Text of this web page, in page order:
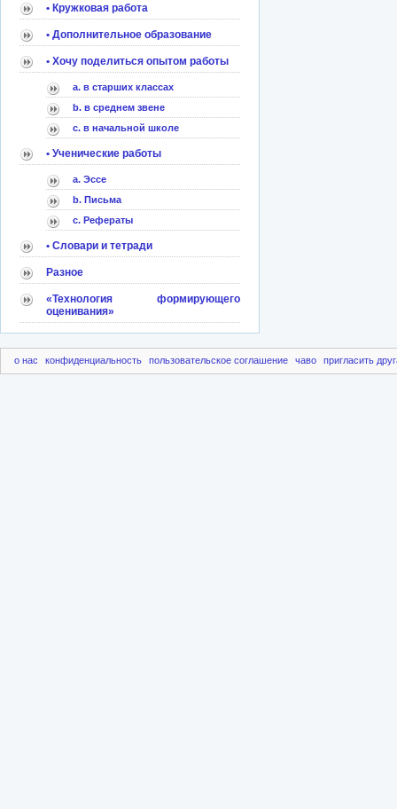
• Кружковая работа
• Дополнительное образование
• Хочу поделиться опытом работы
a. в старших классах
b. в среднем звене
c. в начальной школе
• Ученические работы
a. Эссе
b. Письма
c. Рефераты
• Словари и тетради
Разное
«Технология формирующего
оценивания»
о нас конфиденциальность пользовательское соглашение чаво пригласить